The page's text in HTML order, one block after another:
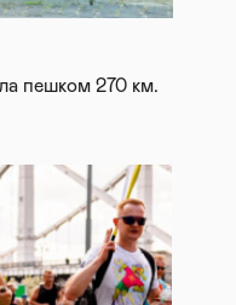
пешком 270 км.